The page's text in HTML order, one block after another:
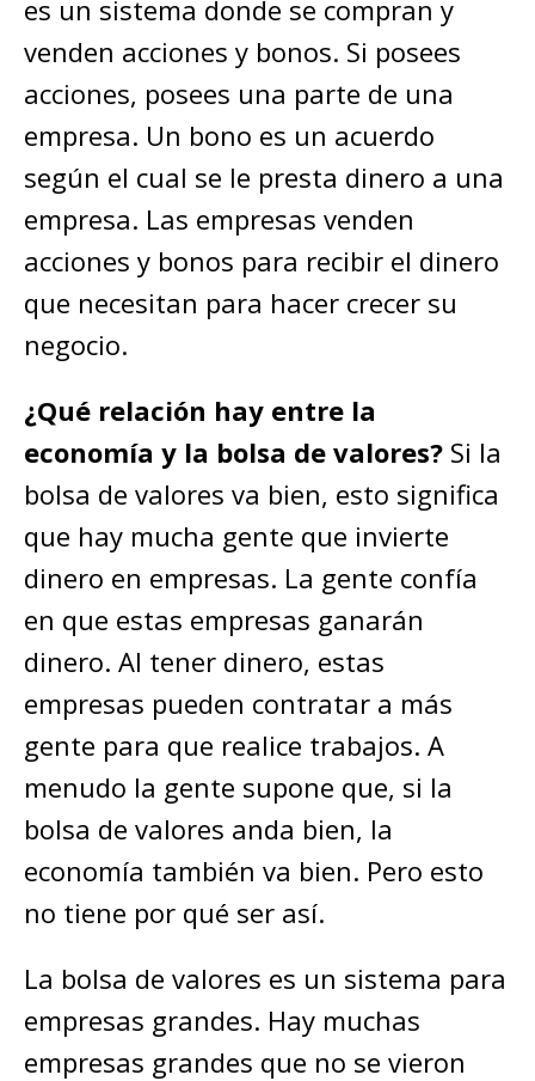
es un sistema donde se compran y
venden acciones y bonos. Si posees
acciones, posees una parte de una
empresa. Un bono es un acuerdo
según el cual se le presta dinero a una
empresa. Las empresas venden
acciones y bonos para recibir el dinero
que necesitan para hacer crecer su
negocio.
¿Qué relación hay entre la
economía y la bolsa de valores? Si la
bolsa de valores va bien, esto significa
que hay mucha gente que invierte
dinero en empresas. La gente confía
en que estas empresas ganarán
dinero. Al tener dinero, estas
empresas pueden contratar a más
gente para que realice trabajos. A
menudo la gente supone que, si la
bolsa de valores anda bien, la
economía también va bien. Pero esto
no tiene por qué ser así.
La bolsa de valores es un sistema para
empresas grandes. Hay muchas
empresas grandes que no se vieron